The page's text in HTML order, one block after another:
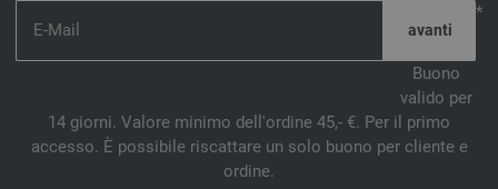
*
Buono
valido per
14 giorni. Valore minimo dell'ordine 45,- €. Per il primo
accesso. È possibile riscattare un solo buono per cliente e
ordine.